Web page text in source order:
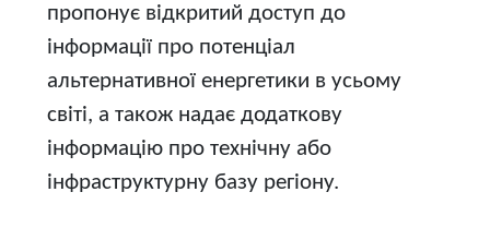
пропонує відкритий доступ до
інформації про потенціал
альтернативної енергетики в усьому
світі, а також надає додаткову
інформацію про технічну або
інфраструктурну базу регіону.